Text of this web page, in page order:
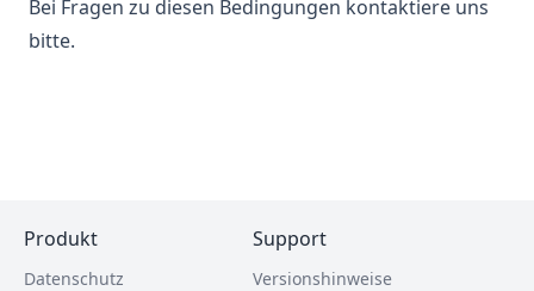
Bei Fragen zu diesen Bedingungen kontaktiere uns
bitte.
Produkt
Datenschutz
Support
Versionshinweise